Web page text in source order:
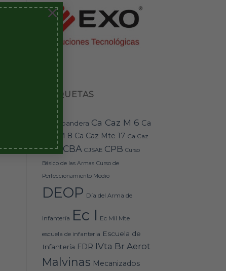
×
ETIQUETAS
BAI-11 bandera Ca Caz M 6 Ca
Caz M 8 Ca Caz Mte 17 Ca Caz
Mte 18
CBA CJSAE CPB Curso
Básico de las Armas Curso de
Perfeccionamiento Medio
DEOP Día del Arma de
Infantería Ec I Ec Mil Mte
escuela de infanteria Escuela de
Infantería FDR IVta Br Aerot
Malvinas Mecanizados